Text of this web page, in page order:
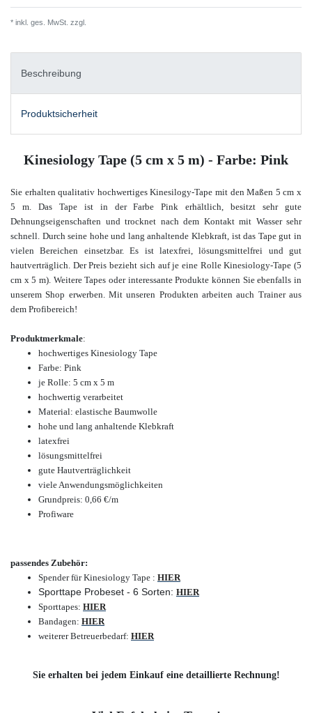
* inkl. ges. MwSt. zzgl.
Beschreibung
Produktsicherheit
Kinesiology Tape (5 cm x 5 m) - Farbe: Pink
Sie erhalten qualitativ hochwertiges Kinesilogy-Tape mit den Maßen 5 cm x
5 m. Das Tape ist in der Farbe Pink erhältlich, besitzt sehr gute
Dehnungseigenschaften und trocknet nach dem Kontakt mit Wasser sehr
schnell. Durch seine hohe und lang anhaltende Klebkraft, ist das Tape gut in
vielen Bereichen einsetzbar. Es ist latexfrei, lösungsmittelfrei und gut
hautverträglich. Der Preis bezieht sich auf je eine Rolle Kinesiology-Tape (5
cm x 5 m). Weitere Tapes oder interessante Produkte können Sie ebenfalls in
unserem Shop erwerben.Mit unseren Produkten arbeiten auch Trainer aus
dem Profibereich!
Produktmerkmale:
hochwertiges Kinesiology Tape
Farbe: Pink
je Rolle: 5 cm x 5 m
hochwertig verarbeitet
Material: elastische Baumwolle
hohe und lang anhaltende Klebkraft
latexfrei
lösungsmittelfrei
gute Hautverträglichkeit
viele Anwendungsmöglichkeiten
Grundpreis: 0,66 €/m
Profiware
passendes Zubehör:
Spender für Kinesiology Tape : HIER
Sporttape Probeset - 6 Sorten: HIER
Sporttapes: HIER
Bandagen: HIER
weiterer Betreuerbedarf: HIER
Sie erhalten bei jedem Einkauf eine detaillierte Rechnung!